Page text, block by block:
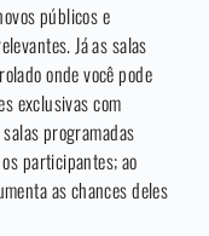
públicos e
Já as salas
onde você pode
exclusivas com
programadas
participantes; ao
as chances deles